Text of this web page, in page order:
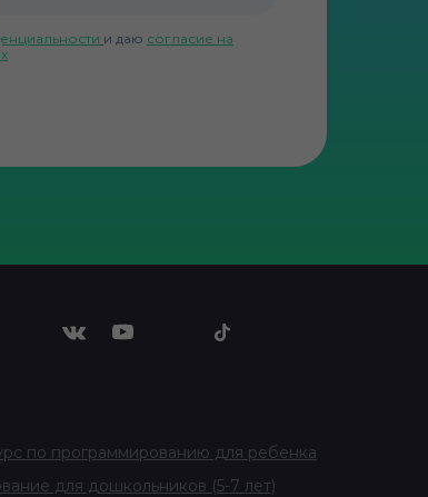
и даю согласие на
по программированию для ребенка
для дошкольников (5-7 лет)